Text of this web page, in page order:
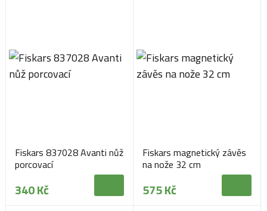
Fiskars 837028 Avanti nůž
porcovací
340 Kč
Fiskars magnetický závěs
na nože 32 cm
575 Kč